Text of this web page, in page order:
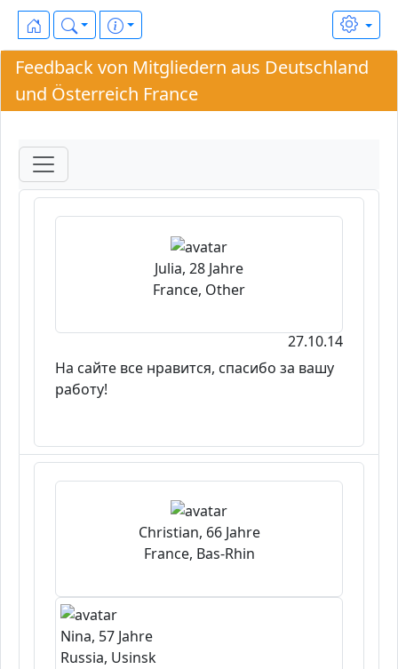
Feedback von Mitgliedern aus Deutschland
und Österreich France
Julia, 28 Jahre
France, Other
27.10.14
На сайте все нравится, спасибо за вашу
работу!
Christian, 66 Jahre
France, Bas-Rhin
Nina, 57 Jahre
Russia, Usinsk